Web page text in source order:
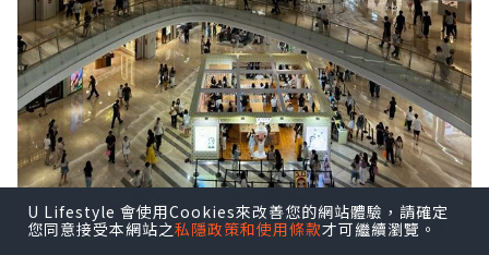
U Lifestyle 會使用Cookies來改善您的網站體驗，請確定
您同意接受本網站之私隱政策和使用條款才可繼續瀏覽。